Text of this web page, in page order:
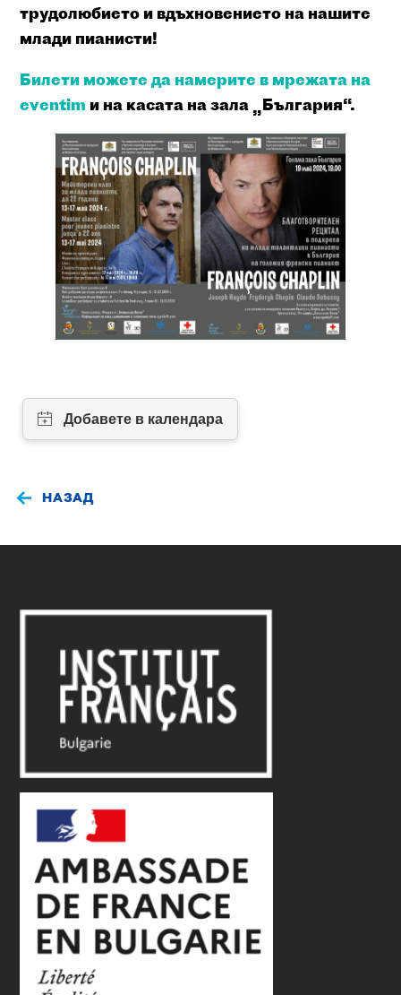
трудолюбието и вдъхновението на нашите
млади пианисти!
Билети можете да намерите в мрежата на
eventim и на касата на зала „България“.
НАЗАД